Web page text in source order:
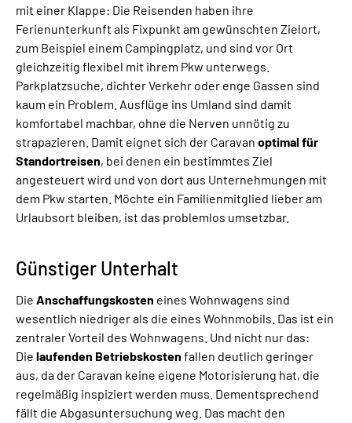
mit einer Klappe: Die Reisenden haben ihre
Ferienunterkunft als Fixpunkt am gewünschten Zielort,
zum Beispiel einem Campingplatz, und sind vor Ort
gleichzeitig flexibel mit ihrem Pkw unterwegs.
Parkplatzsuche, dichter Verkehr oder enge Gassen sind
kaum ein Problem. Ausflüge ins Umland sind damit
komfortabel machbar, ohne die Nerven unnötig zu
strapazieren. Damit eignet sich der Caravan optimal für
Standortreisen, bei denen ein bestimmtes Ziel
angesteuert wird und von dort aus Unternehmungen mit
dem Pkw starten. Möchte ein Familienmitglied lieber am
Urlaubsort bleiben, ist das problemlos umsetzbar.
Günstiger Unterhalt
Die Anschaffungskosten eines Wohnwagens sind
wesentlich niedriger als die eines Wohnmobils. Das ist ein
zentraler Vorteil des Wohnwagens. Und nicht nur das:
Die laufenden Betriebskosten fallen deutlich geringer
aus, da der Caravan keine eigene Motorisierung hat, die
regelmäßig inspiziert werden muss. Dementsprechend
fällt die Abgasuntersuchung weg. Das macht den